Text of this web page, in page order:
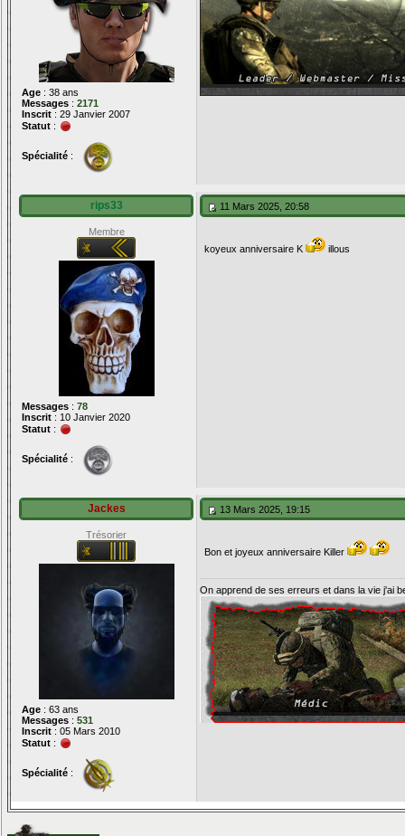
Age : 38 ans
Messages : 2171
Inscrit : 29 Janvier 2007
Statut :
Spécialité :
rips33
Membre
Messages : 78
Inscrit : 10 Janvier 2020
Statut :
Spécialité :
11 Mars 2025, 20:58
koyeux anniversaire K illous
Jackes
Trésorier
Age : 63 ans
Messages : 531
Inscrit : 05 Mars 2010
Statut :
Spécialité :
13 Mars 2025, 19:15
Bon et joyeux anniversaire Killer
On apprend de ses erreurs et dans la vie j'ai